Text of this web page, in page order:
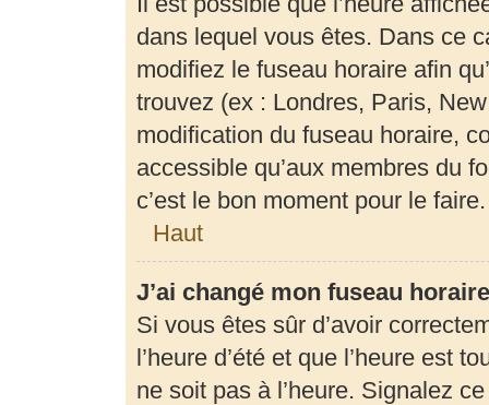
dans lequel vous êtes. Dans ce
modifiez le fuseau horaire afin
trouvez (ex : Londres, Paris,
modification du fuseau horaire,
accessible qu’aux membres du
c’est le bon moment pour le faire.
Haut
J’ai changé mon fuseau
Si vous êtes sûr d’avoir
l’heure d’été et que l’heure est
ne soit pas à l’heure. Signalez